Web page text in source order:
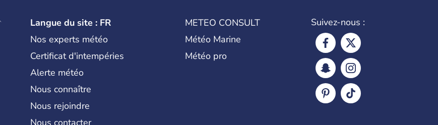
Langue du site : FR
Nos experts météo
Certificat d'intempéries
Alerte météo
Nous connaître
Nous rejoindre
Nous contacter
METEO CONSULT
Météo Marine
Météo pro
Suivez-nous :